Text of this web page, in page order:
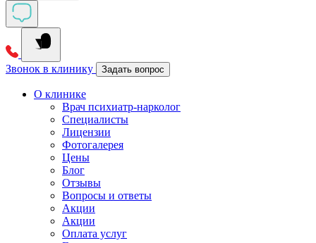
Звонок в клинику Задать вопрос
О клинике
Врач психиатр-нарколог
Специалисты
Лицензии
Фотогалерея
Цены
Блог
Отзывы
Вопросы и ответы
Акции
Акции
Оплата услуг